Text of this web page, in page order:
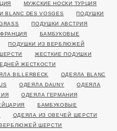
МУЖСКИЕ НОСКИ ТУРЦИЯ
DES VOSGES
ПОДУШКИ
ПОДУШКИ АВСТРИЯ
БАМБУКОВЫЕ
ПОДУШКИ ИЗ ВЕРБЛЮЖЕЙ
ЖЕСТКИЕ ПОДУШКИ
ЖЕСТКОСТИ
BILLERBECK
ОДЕЯЛА BLANC
ОДЕЯЛА DAUNY
ОДЕЯЛА
ОДЕЯЛА ГЕРМАНИЯ
БАМБУКОВЫЕ
ОДЕЯЛА ИЗ ОВЕЧЕЙ ШЕРСТИ
ШЕРСТИ